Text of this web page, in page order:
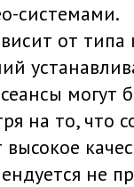
системами.
от типа
могут
на то, что
не